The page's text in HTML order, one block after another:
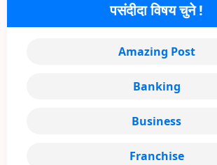
पसंदीदा विषय चुने !
Amazing Post
Banking
Business
Franchise